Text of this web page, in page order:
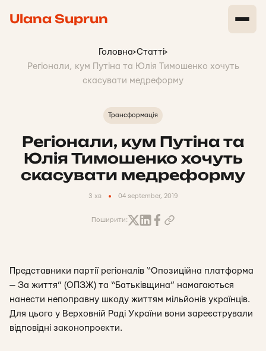
Ulana Suprun
Головна>Статті>
Регіонали, кум Путіна та Юлія Тимошенко хочуть
скасувати медреформу
Трансформація
Регіонали, кум Путіна та
Юлія Тимошенко хочуть
скасувати медреформу
3 хв 04 september, 2019
Поширити:
Представники партії регіоналів “Опозиційна платформа
— За життя” (ОПЗЖ) та “Батьківщина” намагаються
нанести непоправну шкоду життям мільйонів українців.
Для цього у Верховній Раді України вони зареєстрували
відповідні законопроекти.